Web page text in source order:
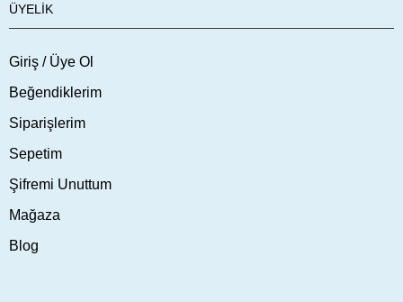
ÜYELIK
Giriş / Üye Ol
Beğendiklerim
Siparişlerim
Sepetim
Şifremi Unuttum
Mağaza
Blog